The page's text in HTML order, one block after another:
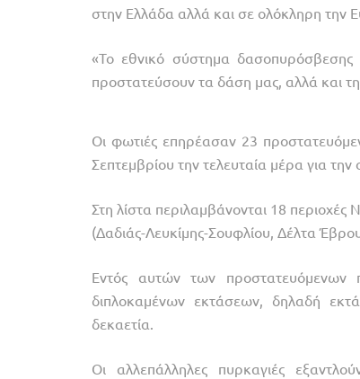
στην Ελλάδα αλλά και σε ολόκληρη την
«Το εθνικό σύστημα δασοπυρόσβεσης
προστατεύσουν τα δάση μας, αλλά και
Οι φωτιές επηρέασαν 23
Σεπτεμβρίου την τελευταία μέρα για
Στη λίστα περιλαμβάνονται 18
(Δαδιάς-Λευκίμης-Σουφλίου, Δέλτα
Εντός αυτών των
διπλοκαμένων εκτάσεων, δηλαδή
δεκαετία.
Οι αλλεπάλληλες πυρκαγιές